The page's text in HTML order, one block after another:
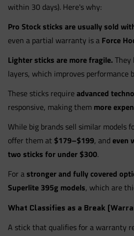
within 30 days). Here's why:
Pro Stock sticks are usually sold
even a partial warranty is a Force
Lighter sticks are more fragile. They
layers, which improves performance
These sticks requireadvanced
responsive, making them more
While big brands sell similar models
offer them at $179–$199, and even
two sticks for under $300.
For astronger and fully covered
Superlite 395g models, which are
What Classifies as a Break
A stick that qualifies for a warranty